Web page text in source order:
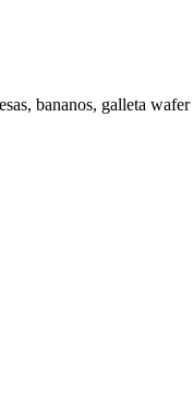
bananos, galleta wafer